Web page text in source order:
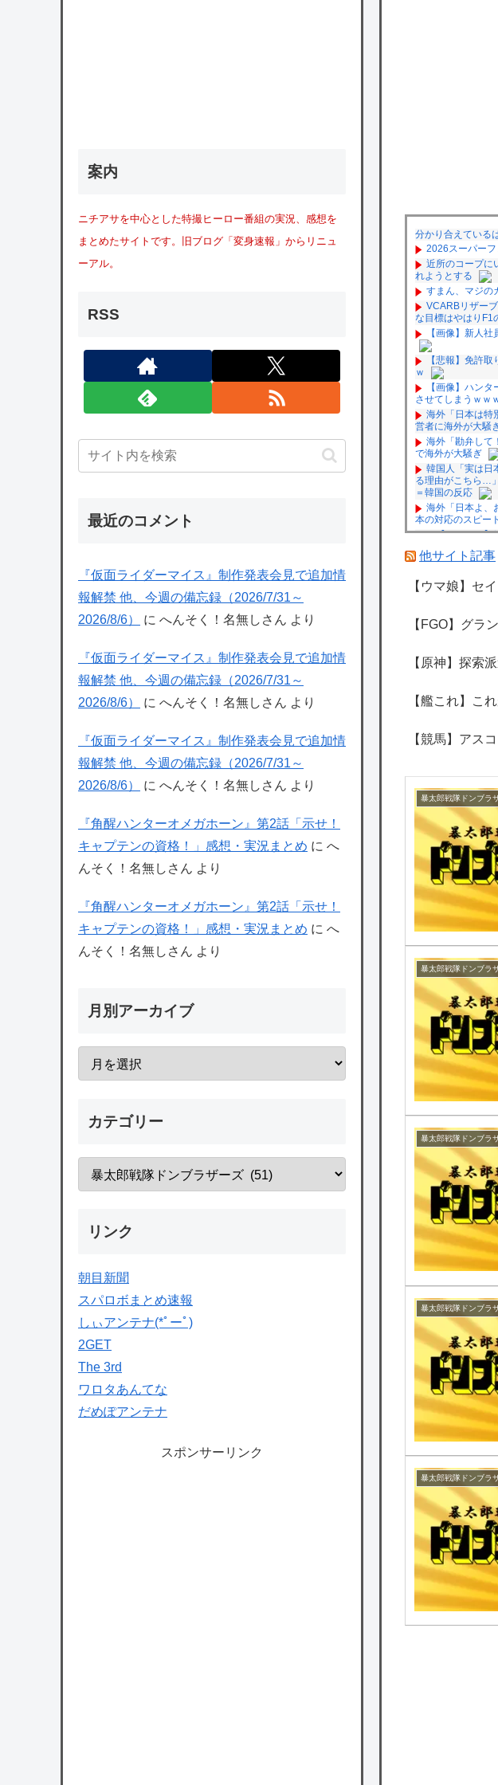
分かり合えている
2026スーパー
近所のコープに
れようとする
すまん、マジの
VCARBリザー
な目標はやはりF1
【画像】新人
【悲報】免許
ｗ
【画像】ハン
させてしまうｗｗ
海外「日本は特
営者に海外が大騒
海外「勘弁して
で海外が大騒ぎ
韓国人「実は日
る理由がこちら…
＝韓国の反応
海外「日本よ、
本の対応のスピー
★【ワートリ】
け合いだからなぁ
★【ワートリ】
★【ワートリ】
ぞれどの位いるん
他サイト記事
【ウマ娘】セ
【FGO】グラ
【原神】探索
【艦これ】こ
【競馬】アス
暴太郎戦隊ドンブラ
暴太郎戦隊ドンブラ
暴太郎戦隊ドンブラ
暴太郎戦隊ドンブラ
暴太郎戦隊ドンブラ
案内
ニチアサを中心とした特撮ヒーロー番組の実況、感想を
まとめたサイトです。旧ブログ「変身速報」からリニュ
ーアル。
RSS
最近のコメント
『仮面ライダーマイス』制作発表会見で追加情
報解禁 他、今週の備忘録（2026/7/31～
2026/8/6）
に へんそく！名無しさん より
『仮面ライダーマイス』制作発表会見で追加情
報解禁 他、今週の備忘録（2026/7/31～
2026/8/6）
に へんそく！名無しさん より
『仮面ライダーマイス』制作発表会見で追加情
報解禁 他、今週の備忘録（2026/7/31～
2026/8/6）
に へんそく！名無しさん より
『角醒ハンターオメガホーン』第2話「示せ！
キャプテンの資格！」感想・実況まとめ に へ
んそく！名無しさん より
『角醒ハンターオメガホーン』第2話「示せ！
キャプテンの資格！」感想・実況まとめ に へ
んそく！名無しさん より
月別アーカイブ
カテゴリー
リンク
朝目新聞
スパロボまとめ速報
しぃアンテナ(*ﾟーﾟ)
2GET
The 3rd
ワロタあんてな
だめぽアンテナ
スポンサーリンク